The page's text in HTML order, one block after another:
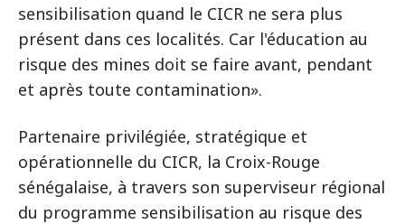
sensibilisation quand le CICR ne sera plus
présent dans ces localités. Car l'éducation au
risque des mines doit se faire avant, pendant
et après toute contamination».
Partenaire privilégiée, stratégique et
opérationnelle du CICR, la Croix-Rouge
sénégalaise, à travers son superviseur régional
du programme sensibilisation au risque des